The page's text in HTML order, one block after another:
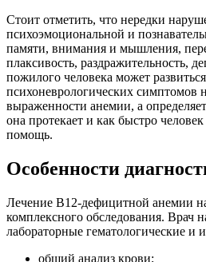
Стоит отметить, что нередки
психоэмоциональной и
памяти, внимания и мышления,
плаксивость, раздражительность,
пожилого человека может
психоневрологических симптомов
выраженности анемии, а
она протекает и как быстро
помощь.
Особенности
Лечение В12-дефицитной анемии
комплексного обследования. Врач
лабораторные гематологические и
общий анализ крови;